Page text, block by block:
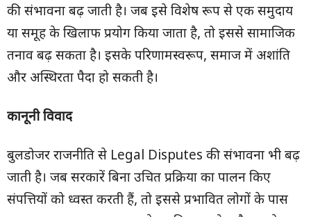
की संभावना बढ़ जाती है। जब इसे विशेष रूप से एक समुदाय
या समूह के खिलाफ प्रयोग किया जाता है, तो इससे सामाजिक
तनाव बढ़ सकता है। इसके परिणामस्वरूप, समाज में अशांति
और अस्थिरता पैदा हो सकती है।
कानूनी विवाद
बुलडोजर राजनीति से Legal Disputes की संभावना भी बढ़
जाती है। जब सरकारें बिना उचित प्रक्रिया का पालन किए
संपत्तियों को ध्वस्त करती हैं, तो इससे प्रभावित लोगों के पास